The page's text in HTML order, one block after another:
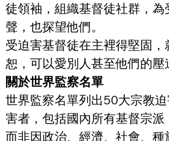
徒領袖，組織基督徒社群，
聲，也探望他們。
受迫害基督徒在主裡得堅固
恕，可以愛別人甚至他們的壓
關於世界監察名單
世界監察名單列出50大宗教
害者，包括國內所有基督宗派
而非因政治、經濟、社會、